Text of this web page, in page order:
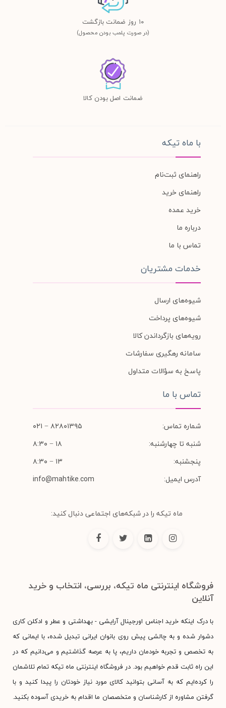
١٠ روز ضمانت بازگشت
(در صورت پلمب بودن محصول)
ضمانت اصل بودن کالا
با ماه تیکه
راهنمای ثبت‌نام
راهنمای خرید
خرید عمده
درباره ما
تماس با ما
خدمات مشتریان
شیوه‌های ارسال
شیوه‌های پرداخت
رویه‌های بازگرداندن کالا
سامانه رهگیری سفارشات
پاسخ به سؤالات متداول
تماس با ما
شماره تماس:
۸۲۸۰۱۳۹۵ − ۰۲۱
شنبه تا چهارشنبه:
۱۸ − ۸:۳۰
پنجشنبه:
۱۳ − ۸:۳۰
آدرس ایمیل:
info@mahtike.com
ماه تیکه را در شبکه‌های اجتماعی دنبال کنید:
فروشگاه اینترنتی ماه تیکه، بررسی، انتخاب و خرید
آنلاین
با درک اینکه خرید اجناس اورجینال آرایشی - بهداشتی و عطر و ادکلن کاری
دشوار شده و به چالشی پیش روی بانوان ایرانی تبدیل شده، با ایمانی که
به تخصص و تجربه خودمان داریم، پا به عرصه گذاشتیم و می‌دانیم که در
این راه ثابت قدم خواهیم بود. در فروشگاه اینترنتی ماه تیکه تمام تلاشمان
را کرده‌ایم که به آسانی بتوانید کالای مورد نیاز خودتان را پیدا کنید و با
گرفتن مشاوره از کارشناسان و متخصصان ما اقدام به خریدی آسوده بکنید.